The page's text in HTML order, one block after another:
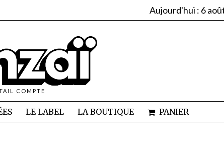
Aujourd'hui : 6
COMPTE
LE LABEL LA BOUTIQUE PANIER